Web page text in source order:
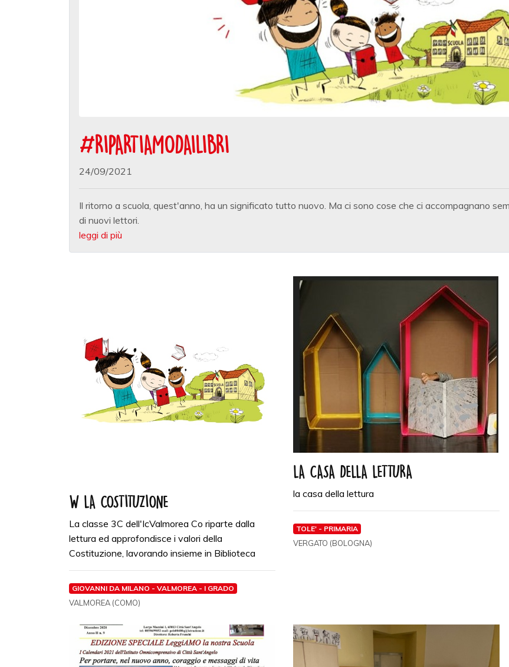
#RIPARTIAMODAILIBRI
24/09/2021
Il ritorno a scuola, quest'anno, ha un significato tutto nuovo. Ma ci sono cose che ci accompagnano
di nuovi lettori.
leggi di più
W LA COSTITUZIONE
La classe 3C dell'IcValmorea Co riparte dalla
lettura ed approfondisce i valori della
Costituzione, lavorando insieme in Biblioteca
GIOVANNI DA MILANO - VALMOREA - I GRADO
VALMOREA (COMO)
LA CASA DELLA LETTURA
la casa della lettura
TOLE' - PRIMARIA
VERGATO (BOLOGNA)